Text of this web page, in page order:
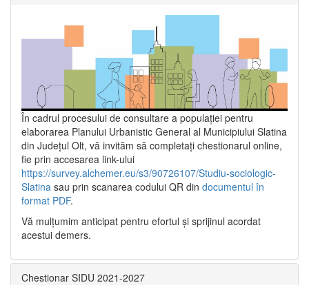
În cadrul procesului de consultare a populaţiei pentru
elaborarea Planului Urbanistic General al Municipiului Slatina
din Județul Olt, vă invităm să completați chestionarul online,
fie prin accesarea link-ului
https://survey.alchemer.eu/s3/90726107/Studiu-sociologic-
Slatina sau prin scanarea codului QR din documentul în
format PDF.
Vă mulţumim anticipat pentru efortul şi sprijinul acordat
acestui demers.
Chestionar SIDU 2021-2027